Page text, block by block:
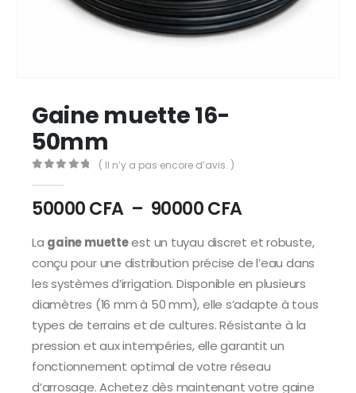
Gaine muette 16-
50mm
( Il n’y a pas encore d’avis. )
50000CFA – 90000CFA
La gaine muetteest un tuyau discret et robuste,
conçu pour une distribution précise de l’eau dans
les systèmes d’irrigation. Disponible en plusieurs
diamètres (16 mm à 50 mm), elle s’adapte à tous
types de terrains et de cultures. Résistante à la
pression et aux intempéries, elle garantit un
fonctionnement optimal de votre réseau
d’arrosage. Achetez dès maintenant votre gaine